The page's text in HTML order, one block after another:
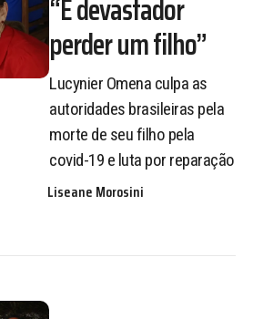
“É devastador
perder um filho”
Lucynier Omena culpa as
autoridades brasileiras pela
morte de seu filho pela
covid-19 e luta por reparação
Liseane Morosini